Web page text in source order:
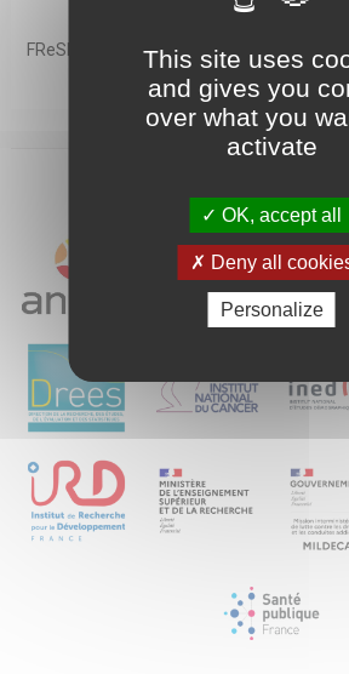
10/04/2025
FReSH, le portail des études en santé
LES MEMBRES DE
This site uses
and gives you
over what you
activate
OK, accept all
Deny all
Personalize